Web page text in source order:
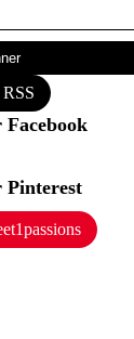
Facebook
Pinterest